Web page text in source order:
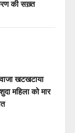
की सख़्त
खटखटाया
महिला को मार